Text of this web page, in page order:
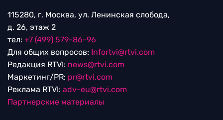
115280, г. Москва, ул. Ленинская слобода,
д. 26, этаж 2
тел: +7 (499) 579-86-96
Для общих вопросов: Infortvi@rtvi.com
Редакция RTVI: news@rtvi.com
Маркетинг/PR: pr@rtvi.com
Реклама RTVI: adv-eu@rtvi.com
Партнерские материалы